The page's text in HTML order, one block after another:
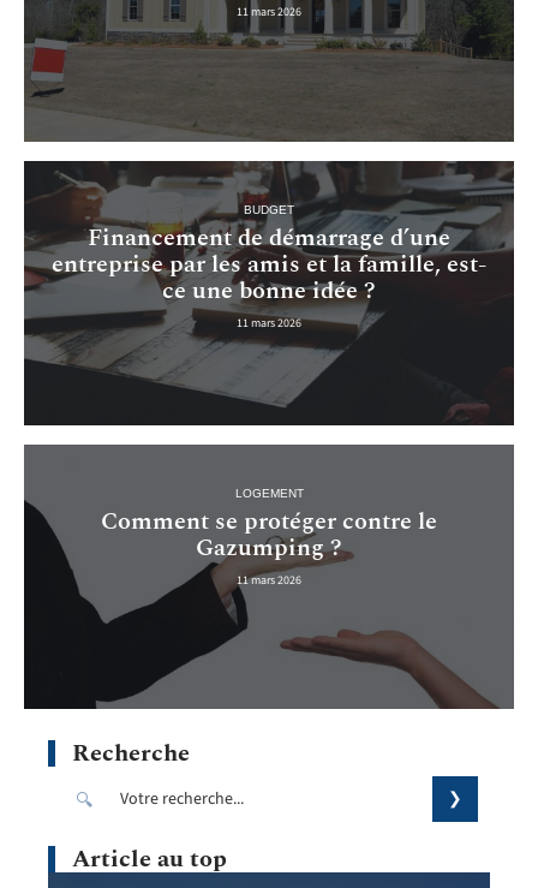
11 mars 2026
BUDGET
Financement de démarrage d’une
entreprise par les amis et la famille, est-
ce une bonne idée ?
11 mars 2026
LOGEMENT
Comment se protéger contre le
Gazumping ?
11 mars 2026
Recherche
Article au top